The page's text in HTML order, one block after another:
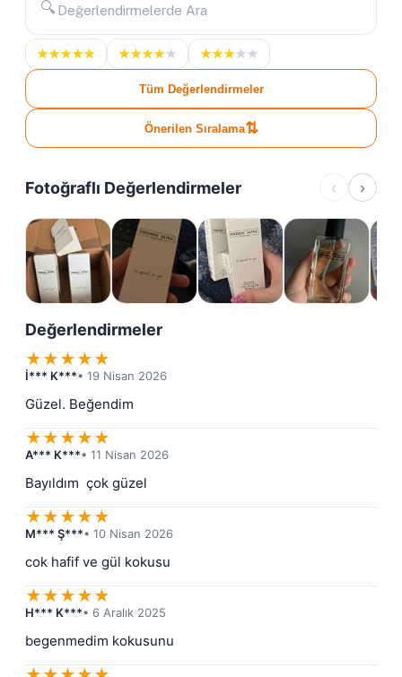
🔍
★★★★★ ★★★★★ ★★★★★
Tüm Değerlendirmeler
Önerilen Sıralama⇅
Fotoğraflı Değerlendirmeler ‹ ›
Değerlendirmeler
★★★★★
İ*** K***• 19 Nisan 2026
Güzel. Beğendim
★★★★★
A*** K***• 11 Nisan 2026
Bayıldım  çok güzel
★★★★★
M*** Ş***• 10 Nisan 2026
cok hafif ve gül kokusu
★★★★★
H*** K***• 6 Aralık 2025
begenmedim kokusunu